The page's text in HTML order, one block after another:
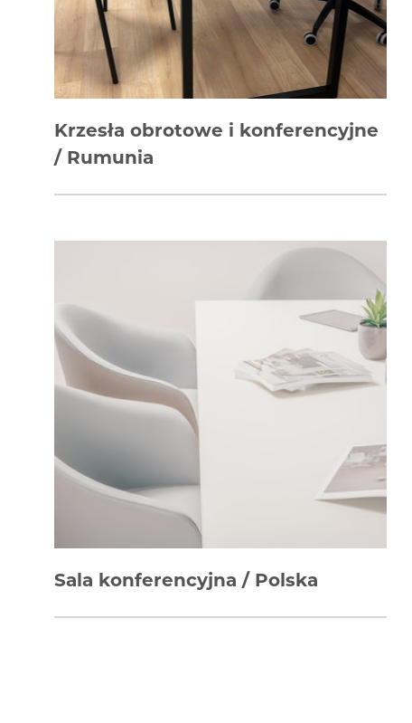
Krzesła obrotowe i konferencyjne
/ Rumunia
Sala konferencyjna / Polska